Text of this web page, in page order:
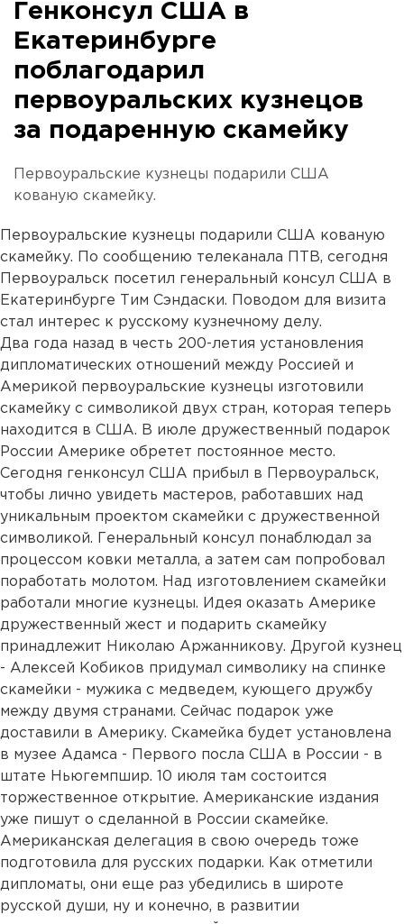
Генконсул США в
Екатеринбурге
поблагодарил
первоуральских кузнецов
за подаренную скамейку
Первоуральские кузнецы подарили США
кованую скамейку.
Первоуральские кузнецы подарили США кованую
скамейку. По сообщению телеканала ПТВ, сегодня
Первоуральск посетил генеральный консул США в
Екатеринбурге Тим Сэндаски. Поводом для визита
стал интерес к русскому кузнечному делу.
Два года назад в честь 200-летия установления
дипломатических отношений между Россией и
Америкой первоуральские кузнецы изготовили
скамейку с символикой двух стран, которая теперь
находится в США. В июле дружественный подарок
России Америке обретет постоянное место.
Сегодня генконсул США прибыл в Первоуральск,
чтобы лично увидеть мастеров, работавших над
уникальным проектом скамейки с дружественной
символикой. Генеральный консул понаблюдал за
процессом ковки металла, а затем сам попробовал
поработать молотом. Над изготовлением скамейки
работали многие кузнецы. Идея оказать Америке
дружественный жест и подарить скамейку
принадлежит Николаю Аржанникову. Другой кузнец
- Алексей Кобиков придумал символику на спинке
скамейки - мужика с медведем, кующего дружбу
между двумя странами. Сейчас подарок уже
доставили в Америку. Скамейка будет установлена
в музее Адамса - Первого посла США в России - в
штате Ньюгемпшир. 10 июля там состоится
торжественное открытие. Американские издания
уже пишут о сделанной в России скамейке.
Американская делегация в свою очередь тоже
подготовила для русских подарки. Как отметили
дипломаты, они еще раз убедились в широте
русской души, ну и конечно, в развитии